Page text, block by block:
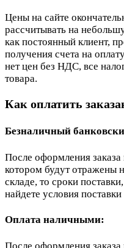
Цены на сайте
рассчитывать на
как постоянный клиент,
получения счета на
нет цен без НДС, все
товара.
Как оплатить
Безналичный
После оформления заказа
котором будут отражены
складе, то сроки
найдете условия
Оплата наличными: